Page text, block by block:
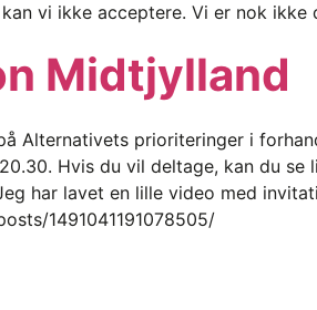
vi ikke acceptere. Vi er nok
Midtjylland
Alternativets prioriteringer i
Hvis du vil deltage, kan du se
har lavet en lille video med
1491041191078505/